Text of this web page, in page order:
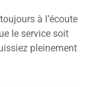
à l’écoute
le service soit
pleinement